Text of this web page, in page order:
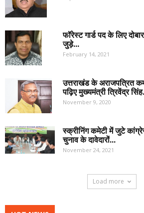
फॉरेस्ट गार्ड पद के लिए
जुड़े...
February 14, 2021
उत्तराखंड के अराजपत्रित
पढ़िए मुख्यमंत्री त्रिवेंद्र
November 9, 2020
स्क्रीनिंग कमेटी में जुटे
चुनाव के दावेदारों...
November 24, 2021
Load more